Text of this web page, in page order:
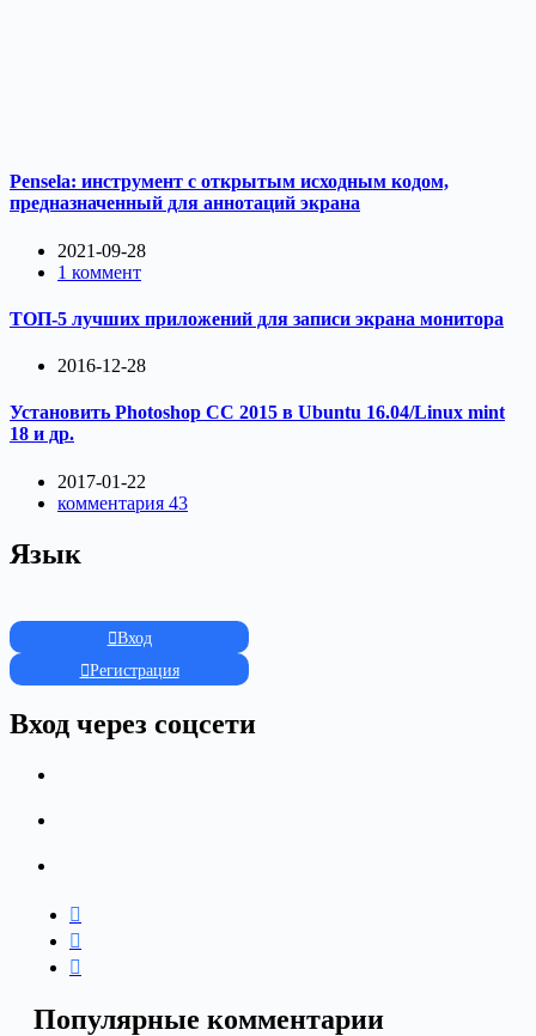
Pensela: инструмент с открытым исходным кодом,
предназначенный для аннотаций экрана
2021-09-28
1 коммент
ТОП-5 лучших приложений для записи экрана монитора
2016-12-28
Установить Photoshop CC 2015 в Ubuntu 16.04/Linux mint
18 и др.
2017-01-22
комментария 43
Язык
Вход
Регистрация
Вход через соцсети
Популярные комментарии